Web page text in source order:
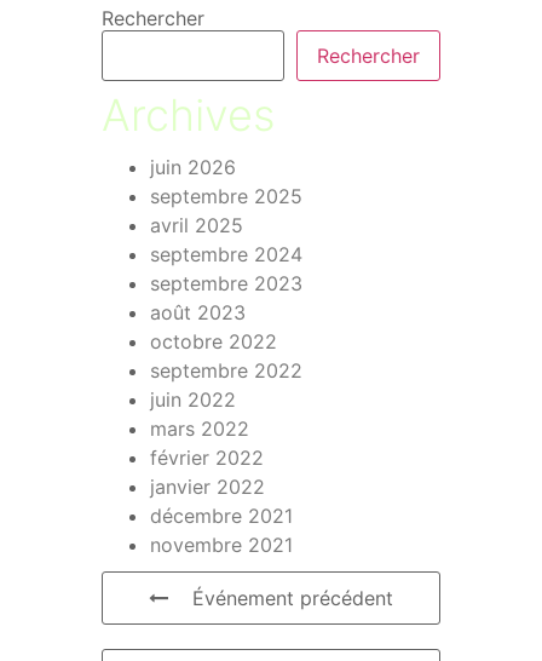
Rechercher
Rechercher
Archives
juin 2026
septembre 2025
avril 2025
septembre 2024
septembre 2023
août 2023
octobre 2022
septembre 2022
juin 2022
mars 2022
février 2022
janvier 2022
décembre 2021
novembre 2021
Événement précédent